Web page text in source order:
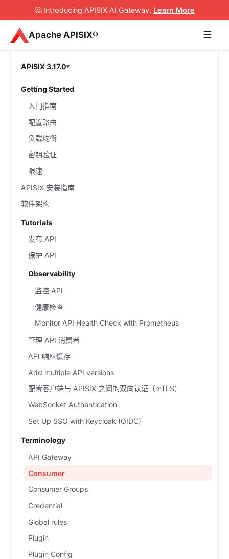
🤔 Introducing APISIX AI Gateway. Learn More
Apache APISIX® ☰
APISIX 3.17.0
Getting Started
入门指南
配置路由
负载均衡
密钥验证
限速
APISIX 安装指南
软件架构
Tutorials
发布 API
保护 API
Observability
监控 API
健康检查
Monitor API Health Check with Prometheus
管理 API 消费者
API 响应缓存
Add multiple API versions
配置客户端与 APISIX 之间的双向认证（mTLS）
WebSocket Authentication
Set Up SSO with Keycloak (OIDC)
Terminology
API Gateway
Consumer
Consumer Groups
Credential
Global rules
Plugin
Plugin Config